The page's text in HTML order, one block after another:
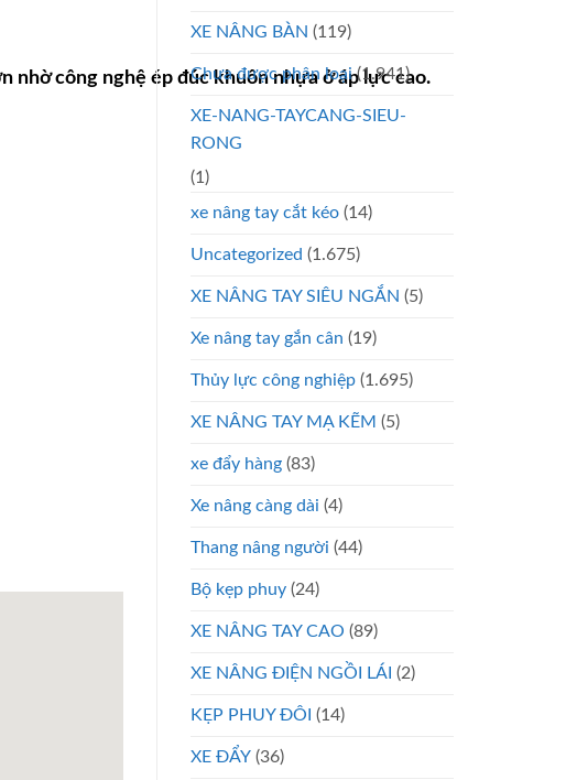
nhờ công nghệ ép đúc khuôn nhựa ở áp lực cao.
XE NÂNG BÀN (119)
Chưa được phân loại(1.941)
XE-NANG-TAYCANG-SIEU-
RONG
(1)
xe nâng tay cắt kéo (14)
Uncategorized (1.675)
XE NÂNG TAY SIÊU NGẮN (5)
Xe nâng tay gắn cân (19)
Thủy lực công nghiệp (1.695)
XE NÂNG TAY MẠ KẼM (5)
xe đẩy hàng (83)
Xe nâng càng dài (4)
Thang nâng người (44)
Bộ kẹp phuy (24)
XE NÂNG TAY CAO (89)
XE NÂNG ĐIỆN NGỒI LÁI (2)
KẸP PHUY ĐÔI (14)
XE ĐẨY (36)